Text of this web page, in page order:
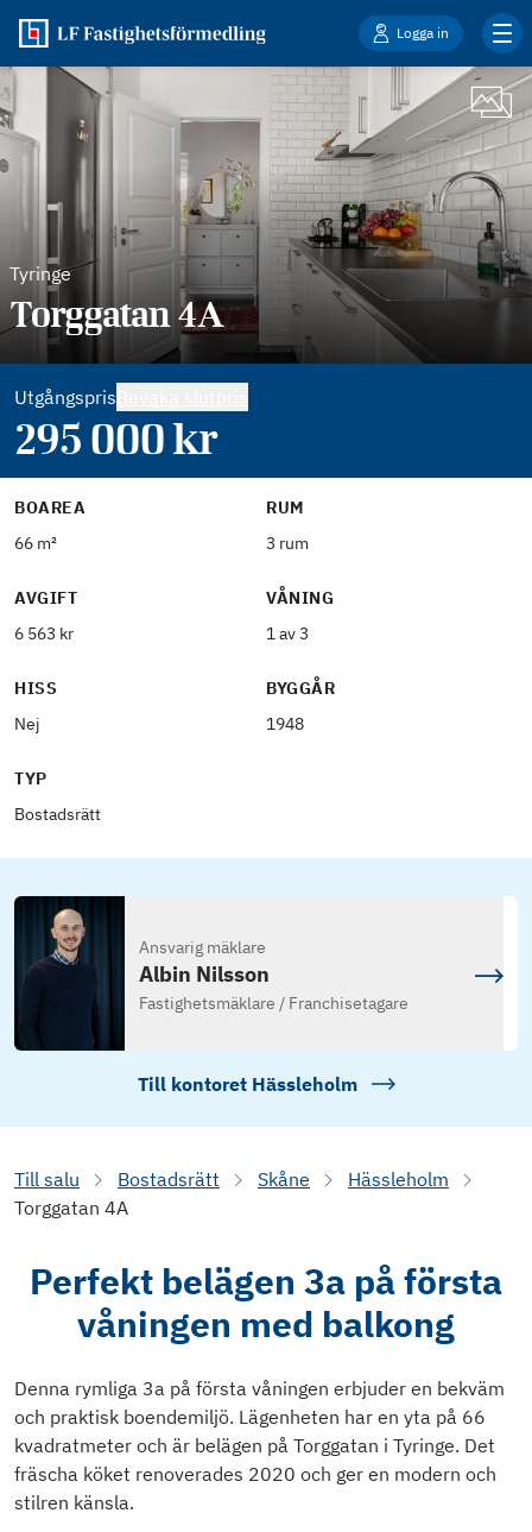
Logga in
Tyringe
Torggatan 4A
Utgångspris
295 000kr
BOAREA
66 m²
RUM
3 rum
AVGIFT
6 563 kr
VÅNING
1 av 3
HISS
Nej
BYGGÅR
1948
TYP
Bostadsrätt
Ansvarig mäklare
Albin Nilsson
Fastighetsmäklare / Franchisetagare
Till kontoret Hässleholm
Till salu Bostadsrätt Skåne
Hässleholm
Torggatan 4A
Perfekt belägen 3a på första
våningen med balkong
Denna rymliga 3a på första våningen erbjuder en bekväm
och praktisk boendemiljö. Lägenheten har en yta på 66
kvadratmeter och är belägen på Torggatan i Tyringe. Det
fräscha köket renoverades 2020 och ger en modern och
stilren känsla.